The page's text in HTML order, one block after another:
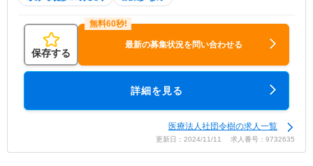
保存する
最新の募集状況を問い合わせる
詳細を見る
医療法人社団令樹の求人一覧
更新日：2024/11/11 求人番号：9732635